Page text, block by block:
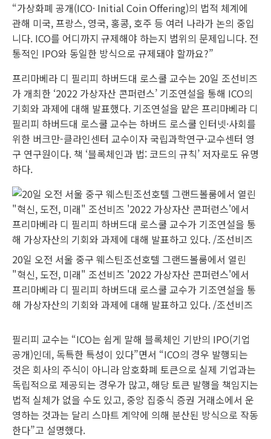
“가상화폐 공개(ICO· Initial Coin Offering)의 법적 체계에
관해 미국, 프랑스, 영국, 홍콩, 호주 등 여러 나라가 논의 중입
니다. ICO를 어디까지 규제해야 하는지 범위의 문제입니다. 전
통적인 IPO와 동일한 방식으로 규제돼야 할까요?”
프리마베라 디 필리피 하버드대 로스쿨 교수는 20일 조선비즈
가 개최한 ‘2022 가상자산 콘퍼런스’ 기조연설을 통해 ICO의
기회와 과제에 대해 발표했다. 기조연설을 맡은 프리마베라 디
필리피 하버드대 로스쿨 교수는 하버드 로스쿨 인터넷·사회를
위한 버크만-클라인센터 교수이자 국립과학연구·교수센터 영
구 연구원이다. 책 ‘블록체인과 법: 코드의 규칙’ 저자로도 유명
하다.
20일 오전 서울 중구 웨스틴조선호텔 그랜드볼룸에서 열린
"혁신, 도전, 미래" 조선비즈 '2022 가상자산 콘퍼런스'에서
프리마베라 디 필리피 하버드대 로스쿨 교수가 기조연설을 통
해 가상자산의 기회와 과제에 대해 발표하고 있다. /조선비즈
필리피 교수는 “ICO는 쉽게 말해 블록체인 기반의 IPO(기업
공개)인데, 독특한 특성이 있다”면서 “ICO의 경우 발행되는
것은 회사의 주식이 아니라 암호화폐 토큰으로 실제 기업과는
독립적으로 제공되는 경우가 많고, 해당 토큰 발행을 책임지는
법적 실체가 없을 수도 있고, 중앙 집중식 증권 거래소에서 운
영하는 것과는 달리 스마트 계약에 의해 분산된 방식으로 작동
한다”고 설명했다.